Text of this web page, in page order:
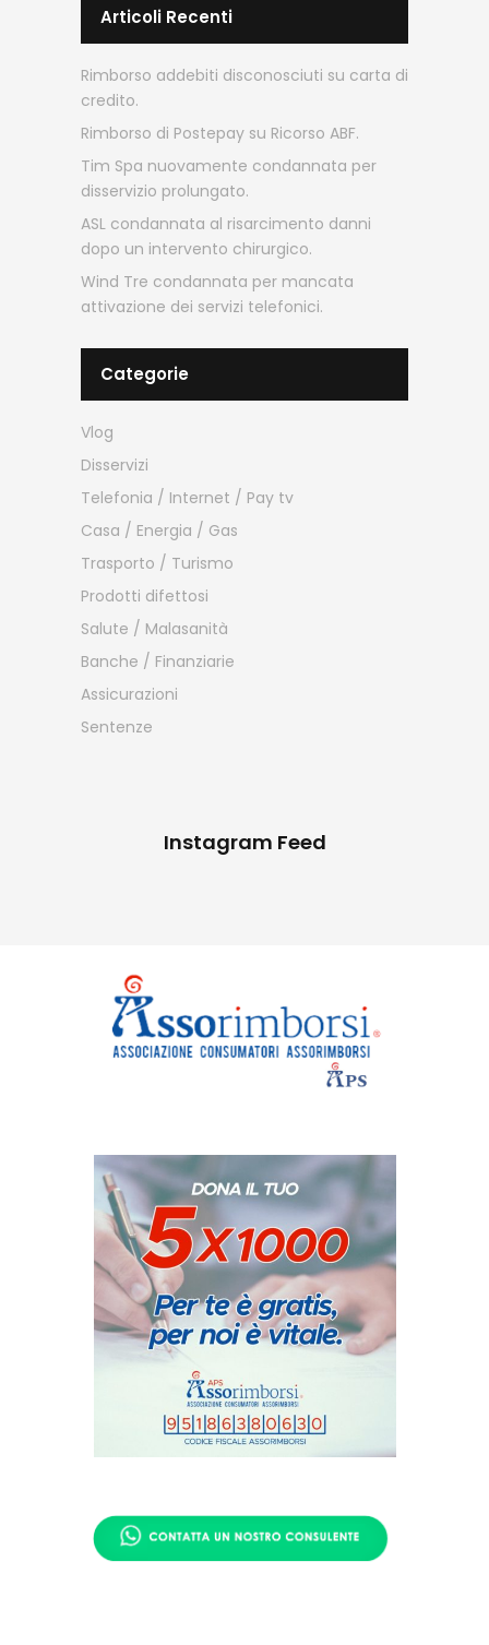
Articoli Recenti
Rimborso addebiti disconosciuti su carta di
credito.
Rimborso di Postepay su Ricorso ABF.
Tim Spa nuovamente condannata per
disservizio prolungato.
ASL condannata al risarcimento danni
dopo un intervento chirurgico.
Wind Tre condannata per mancata
attivazione dei servizi telefonici.
Categorie
Vlog
Disservizi
Telefonia / Internet / Pay tv
Casa / Energia / Gas
Trasporto / Turismo
Prodotti difettosi
Salute / Malasanità
Banche / Finanziarie
Assicurazioni
Sentenze
Instagram Feed